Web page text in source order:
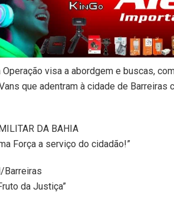
visa a abordgem e buscas,
que adentram à cidade de Barreiras
DA BAHIA
Força a serviço do cidadão!”
Barreiras
da Justiça”